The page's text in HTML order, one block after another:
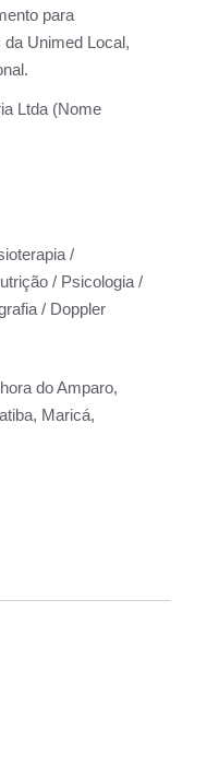
para
da Unimed Local,
Ltda (Nome
/
/ Psicologia /
/ Doppler
do Amparo,
Maricá,